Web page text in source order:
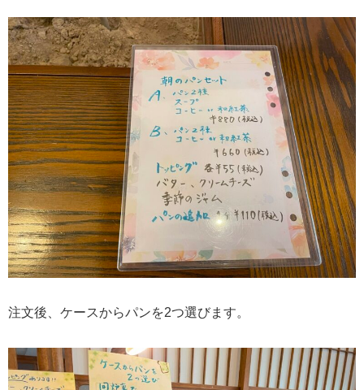
注文後、ケースからパンを2つ選びます。